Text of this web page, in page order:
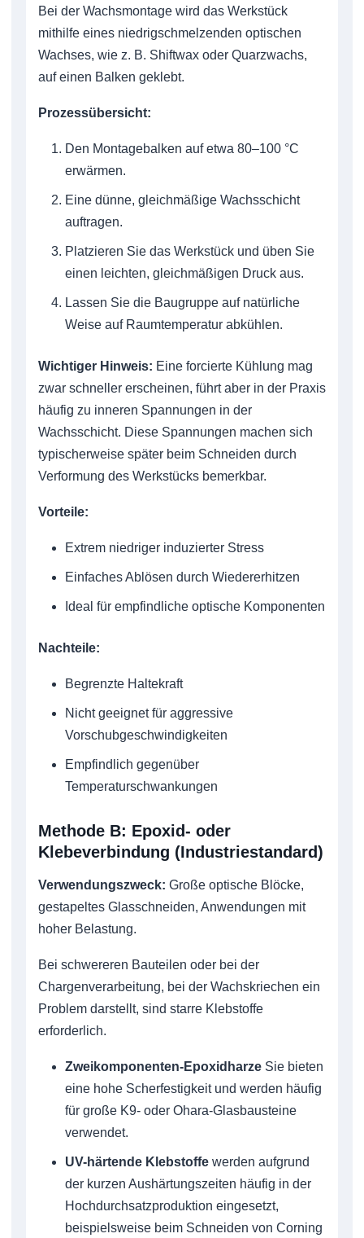
Bei der Wachsmontage wird das Werkstück
mithilfe eines niedrigschmelzenden optischen
Wachses, wie z. B. Shiftwax oder Quarzwachs,
auf einen Balken geklebt.
Prozessübersicht:
Den Montagebalken auf etwa 80–100 °C
erwärmen.
Eine dünne, gleichmäßige Wachsschicht
auftragen.
Platzieren Sie das Werkstück und üben Sie
einen leichten, gleichmäßigen Druck aus.
Lassen Sie die Baugruppe auf natürliche
Weise auf Raumtemperatur abkühlen.
Wichtiger Hinweis: Eine forcierte Kühlung mag
zwar schneller erscheinen, führt aber in der Praxis
häufig zu inneren Spannungen in der
Wachsschicht. Diese Spannungen machen sich
typischerweise später beim Schneiden durch
Verformung des Werkstücks bemerkbar.
Vorteile:
Extrem niedriger induzierter Stress
Einfaches Ablösen durch Wiedererhitzen
Ideal für empfindliche optische Komponenten
Nachteile:
Begrenzte Haltekraft
Nicht geeignet für aggressive
Vorschubgeschwindigkeiten
Empfindlich gegenüber
Temperaturschwankungen
Methode B: Epoxid- oder
Klebeverbindung (Industriestandard)
Verwendungszweck: Große optische Blöcke,
gestapeltes Glasschneiden, Anwendungen mit
hoher Belastung.
Bei schwereren Bauteilen oder bei der
Chargenverarbeitung, bei der Wachskriechen ein
Problem darstellt, sind starre Klebstoffe
erforderlich.
Zweikomponenten-EpoxidharzeSie bieten
eine hohe Scherfestigkeit und werden häufig
für große K9- oder Ohara-Glasbausteine
verwendet.
UV-härtende Klebstoffewerden aufgrund
der kurzen Aushärtungszeiten häufig in der
Hochdurchsatzproduktion eingesetzt,
beispielsweise beim Schneiden von Corning